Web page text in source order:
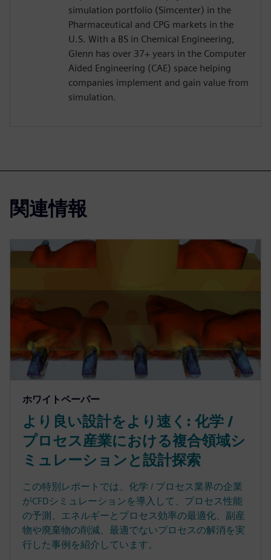
simulation portfolio (Simcenter) in the
Pharmaceutical and CPG markets in the
U.S. With a BS in Chemical Engineering,
Glenn has over 37+ years in the Computer
Aided Engineering (CAE) space helping
companies implement and gain value from
simulation.
関連情報
ホワイトペーパー
より良い設計をより速く: 化学 /
プロセス産業における複合領域シ
ミュレーションと設計探索
この特別レポートでは、化学 / プロセス業界の企業
がCFDシミュレーションを導入して、プロセス性能
の予測、エネルギーとプロセス効率の最適化、副産
物や廃棄物の削減、最適でないプロセスの解消を実
行した事例を紹介しています。